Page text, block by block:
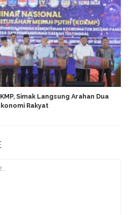
Simak Langsung Arahan Dua
Rakyat